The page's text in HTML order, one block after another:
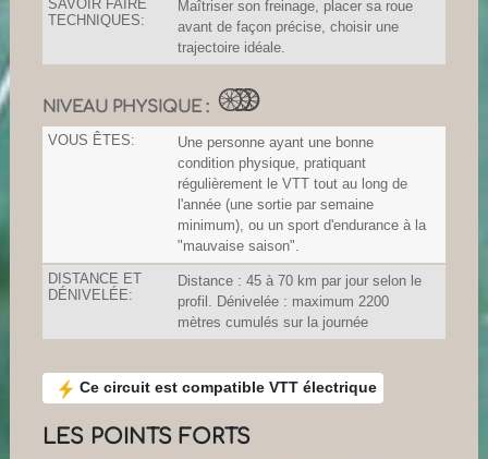
SAVOIR FAIRE
TECHNIQUES:
Maîtriser son freinage, placer sa roue
avant de façon précise, choisir une
trajectoire idéale.
NIVEAU PHYSIQUE :
VOUS ÊTES:
Une personne ayant une bonne
condition physique, pratiquant
régulièrement le VTT tout au long de
l'année (une sortie par semaine
minimum), ou un sport d'endurance à la
"mauvaise saison".
DISTANCE ET
DÉNIVELÉE:
Distance : 45 à 70 km par jour selon le
profil. Dénivelée : maximum 2200
mètres cumulés sur la journée
Ce circuit est compatible VTT électrique
LES POINTS FORTS